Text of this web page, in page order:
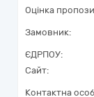
Оцінка
Замовник:
ЄДРПОУ:
Сайт:
Контактна